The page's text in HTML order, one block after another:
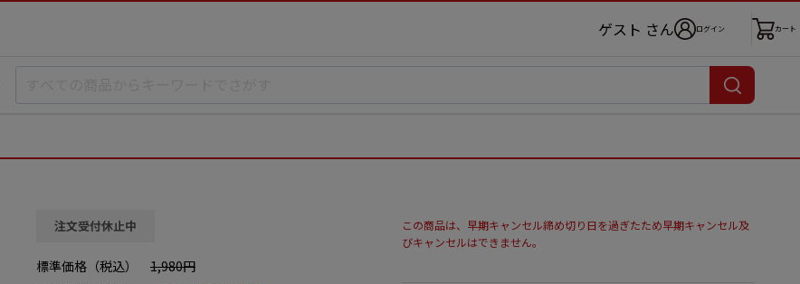
ゲスト さん ログイン カート
注文受付休止中
標準価格（税込）
1,980円
この商品は、早期キャンセル締め切り日を過ぎたため早期キャンセル及
びキャンセルはできません。